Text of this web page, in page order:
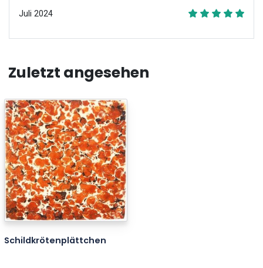
Juli 2024
Zuletzt angesehen
Schildkrötenplättchen